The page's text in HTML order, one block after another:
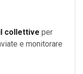
collettive per
e monitorare